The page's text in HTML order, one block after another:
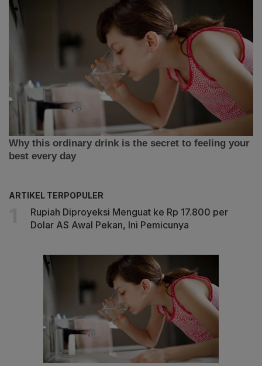
ARTIKEL TERPOPULER
Rupiah Diproyeksi Menguat ke Rp 17.800 per
Dolar AS Awal Pekan, Ini Pemicunya